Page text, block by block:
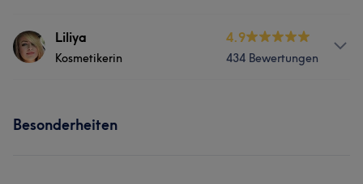
Professionell Kompetent 8
Freundlich 8
ServicesLiliya
Kosmetikerin
4.9
434 Bewertungen
Besonderheiten